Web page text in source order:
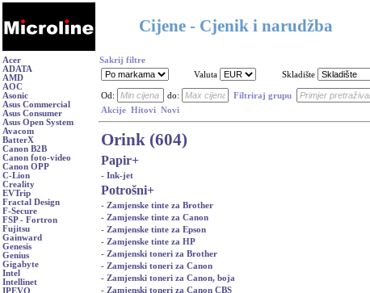
Cijene - Cjenik i narudžba
Acer
ADATA
AMD
AOC
Asonic
Asus Commercial
Asus Consumer
Asus Open System
Avacom
BatterX
Canon B2B
Canon foto-video
Canon OPP
C-Lion
Creality
EVTrip
Fractal Design
F-Secure
FSP - Fortron
Fujitsu
Gainward
Genesis
Genius
Gigabyte
Intel
Intellinet
IPEVO
Sakrij filtre
Valuta
Skladište
Od: do:
Filtriraj grupu
Akcije Hitovi Novi
Orink (604)
Papir+
- Ink-jet
Potrošni+
- Zamjenske tinte za Brother
- Zamjenske tinte za Canon
- Zamjenske tinte za Epson
- Zamjenske tinte za HP
- Zamjenski toneri za Brother
- Zamjenski toneri za Canon
- Zamjenski toneri za Canon, boja
- Zamjenski toneri za Canon CBS